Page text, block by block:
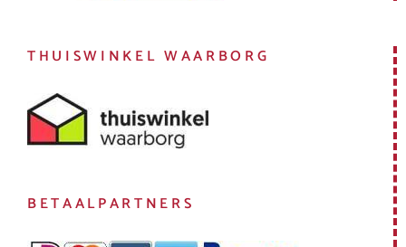
THUISWINKEL WAARBORG
BETAALPARTNERS